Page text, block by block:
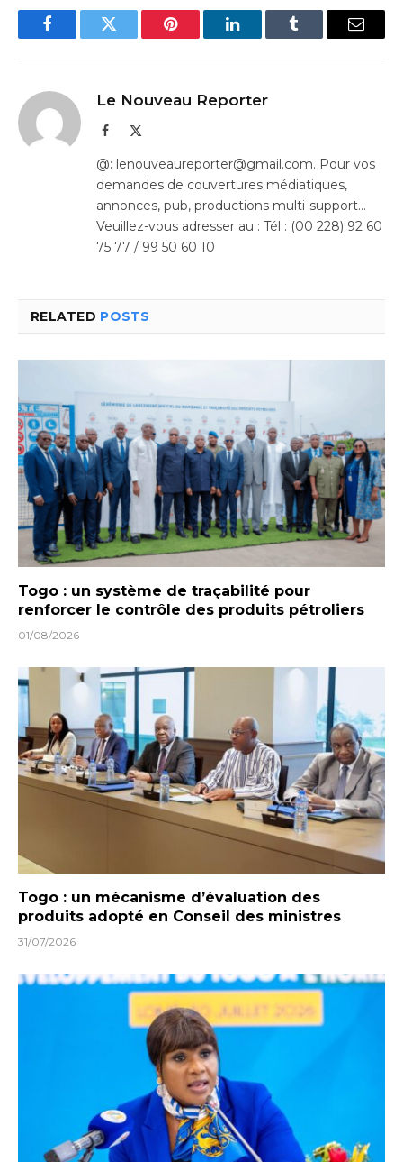
FacebookTwitter Pinterest LinkedInTumblr Email
Le Nouveau Reporter
Facebook
@: lenouveaureporter@gmail.com. Pour vos
demandes de couvertures médiatiques,
annonces, pub, productions multi-support…
Veuillez-vous adresser au : Tél : (00 228) 92 60
75 77 / 99 50 60 10
RELATED POSTS
Togo : un système de traçabilité pour
renforcer le contrôle des produits pétroliers
01/08/2026
Togo : un mécanisme d’évaluation des
produits adopté en Conseil des ministres
31/07/2026